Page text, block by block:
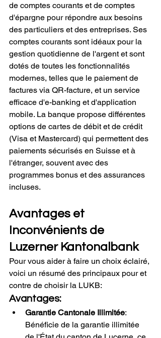
de comptes courants et de comptes
d'épargne pour répondre aux besoins
des particuliers et des entreprises. Ses
comptes courants sont idéaux pour la
gestion quotidienne de l'argent et sont
dotés de toutes les fonctionnalités
modernes, telles que le paiement de
factures via QR-facture, et un service
efficace d'e-banking et d'application
mobile. La banque propose différentes
options de cartes de débit et de crédit
(Visa et Mastercard) qui permettent des
paiements sécurisés en Suisse et à
l'étranger, souvent avec des
programmes bonus et des assurances
incluses.
Avantages et
Inconvénients de
Luzerner Kantonalbank
Pour vous aider à faire un choix éclairé,
voici un résumé des principaux pour et
contre de choisir la LUKB:
Avantages:
Garantie Cantonale Illimitée:
Bénéficie de la garantie illimitée